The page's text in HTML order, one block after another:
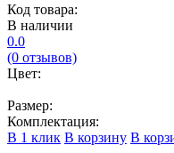
Код товара:
В наличии
0.0
(0 отзывов)
Цвет:
Размер:
Комплектация:
В 1 клик В корзину В